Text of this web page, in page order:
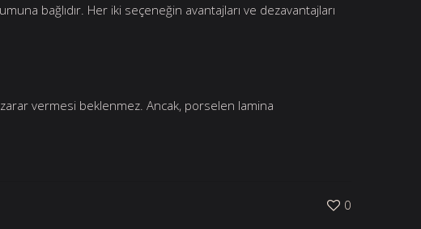
bağlıdır. Her iki seçeneğin avantajları ve dezavantajları
zarar vermesi beklenmez. Ancak, porselen lamina
0